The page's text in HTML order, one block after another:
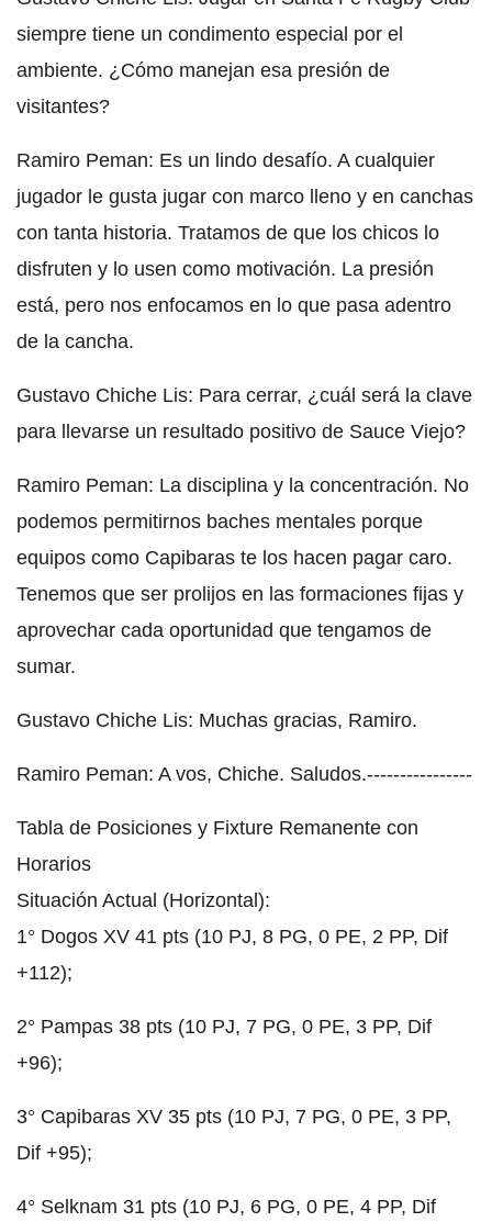
siempre tiene un condimento especial por el
ambiente. ¿Cómo manejan esa presión de
visitantes?
Ramiro Peman: Es un lindo desafío. A cualquier
jugador le gusta jugar con marco lleno y en canchas
con tanta historia. Tratamos de que los chicos lo
disfruten y lo usen como motivación. La presión
está, pero nos enfocamos en lo que pasa adentro
de la cancha.
Gustavo Chiche Lis: Para cerrar, ¿cuál será la clave
para llevarse un resultado positivo de Sauce Viejo?
Ramiro Peman: La disciplina y la concentración. No
podemos permitirnos baches mentales porque
equipos como Capibaras te los hacen pagar caro.
Tenemos que ser prolijos en las formaciones fijas y
aprovechar cada oportunidad que tengamos de
sumar.
Gustavo Chiche Lis: Muchas gracias, Ramiro.
Ramiro Peman: A vos, Chiche. Saludos.----------------
Tabla de Posiciones y Fixture Remanente con
Horarios
Situación Actual (Horizontal):
1° Dogos XV 41 pts (10 PJ, 8 PG, 0 PE, 2 PP, Dif
+112);
2° Pampas 38 pts (10 PJ, 7 PG, 0 PE, 3 PP, Dif
+96);
3° Capibaras XV 35 pts (10 PJ, 7 PG, 0 PE, 3 PP,
Dif +95);
4° Selknam 31 pts (10 PJ, 6 PG, 0 PE, 4 PP, Dif